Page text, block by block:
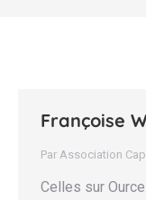
Françoise
Par Association
Celles sur